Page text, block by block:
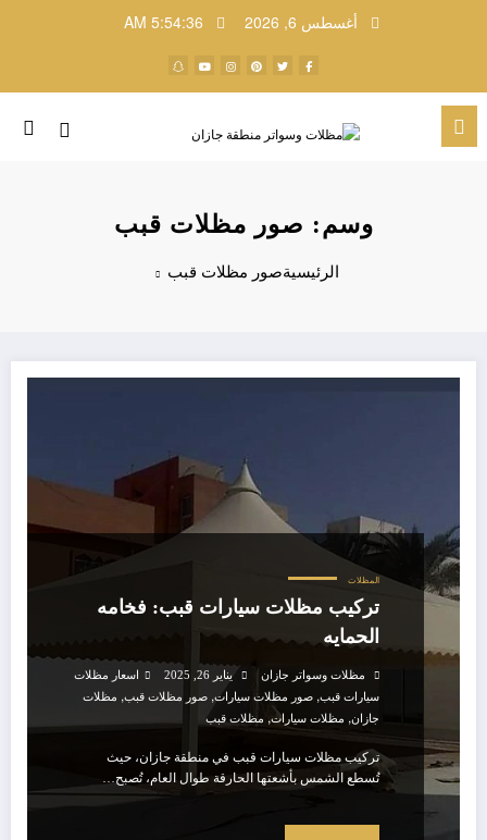
أغسطس 6, 2026 5:54:36 AM
وسم: صور مظلات قبب
الرئيسيةصور مظلات قبب
المظلات
تركيب مظلات سيارات قبب: فخامه
الحمايه
مظلات وسواتر جازان يناير 26, 2025
اسعار مظلات
سيارات قبب, صور مظلات سيارات, صور مظلات قبب, مظلات
جازان, مظلات سيارات, مظلات قبب
تركيب مظلات سيارات قبب في منطقة جازان، حيث
تُسطع الشمس بأشعتها الحارقة طوال العام، تُصبح…